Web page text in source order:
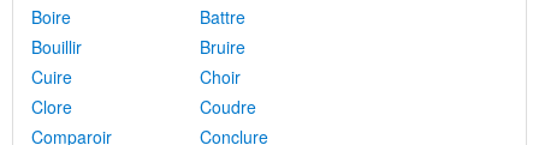
Boire
Battre
Bouillir
Bruire
Cuire
Choir
Clore
Coudre
Comparoir
Conclure